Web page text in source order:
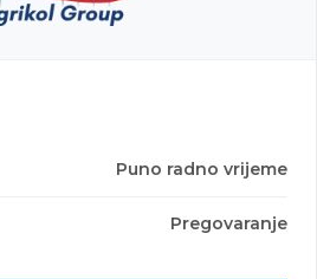
Puno radno vrijeme
Pregovaranje